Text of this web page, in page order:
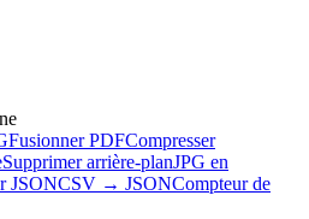
Fusionner PDFCompresser
Supprimer arrière-planJPG en
JSONCSV → JSONCompteur de